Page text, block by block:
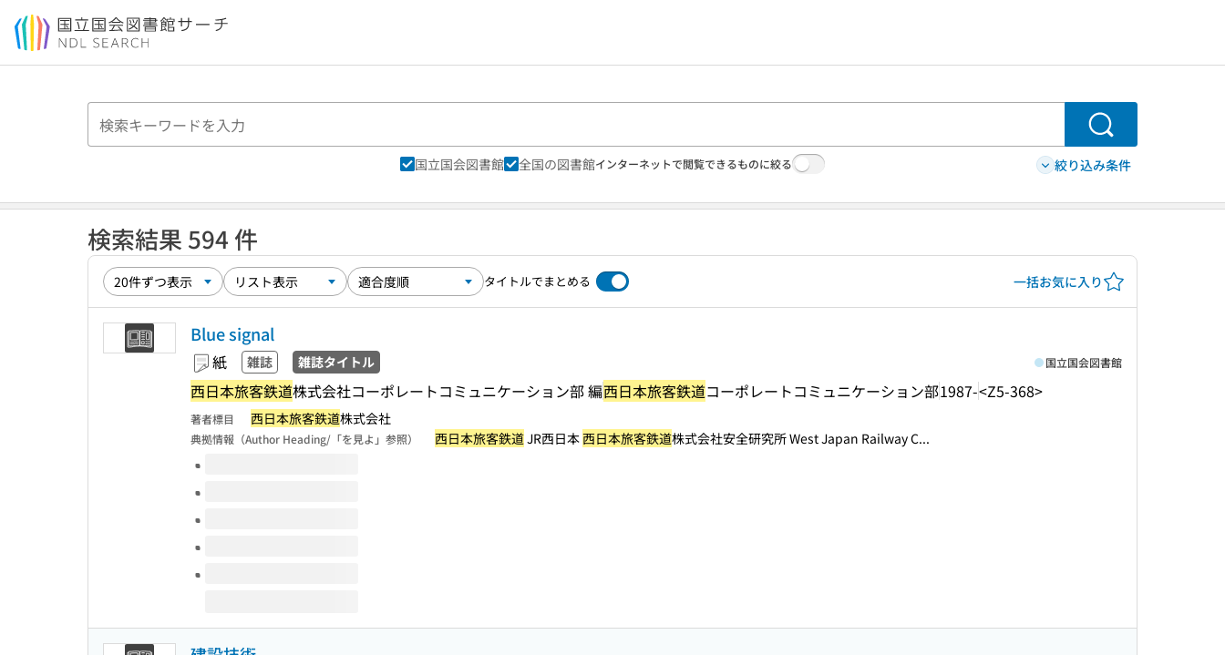
本文へ移動
検索
国立国会図書館 全国の図書館インターネットで閲覧できるものに絞る 絞り込み条件
検索結果 594 件
タイトルでまとめる 一括お気に入り
Blue signal
紙 雑誌 雑誌タイトル
西日本旅客鉄道株式会社コーポレートコミュニケーション部 編西日本旅客鉄道コーポレートコミュニケーション部1987-<Z5-368>
国立国会図書館
著者標目 西日本旅客鉄道株式会社
典拠情報（Author Heading/「を見よ」参照） 西日本旅客鉄道JR西日本西日本旅客鉄道株式会社安全研究所 West Japan Railway C...
このタイトルの巻号